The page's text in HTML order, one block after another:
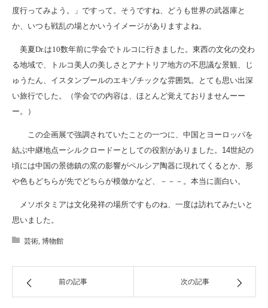
度行ってみよう。」ですって。そうですね、どうも世界の武器庫と
か、いつも戦乱の場とかいうイメージがありますよね。
美夏Dr.は10数年前に学会でトルコに行きました。東西の文化の交わ
る地域で、トルコ美人の美しさとアナトリア地方の不思議な景観、じ
ゅうたん、イスタンブールのエキゾチックな雰囲気。とても思い出深
い旅行でした。（学会での内容は、ほとんど覚えておりませんーー
ー。）
この企画展で強調されていたことの一つに、中国とヨーロッパを
結ぶ中継地点ーシルクロードーとしての役割がありました。 14世紀の
頃には中国の景徳鎮の窯の影響がペルシア陶器に現れてくるとか、形
や色もどちらが先でどちらが模倣かなど、－－－。本当に面白い。
メソポタミアは文化発祥の場所ですものね、一度は訪れてみたいと
思いました。
芸術, 博物館
前の記事 次の記事